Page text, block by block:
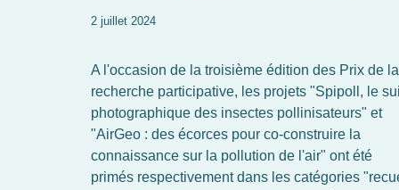
2 juillet 2024
A l'occasion de la troisième édition des Prix de la
recherche participative, les projets "Spipoll, le
photographique des insectes pollinisateurs" et
"AirGeo : des écorces pour co-construire la
connaissance sur la pollution de l'air" ont été
primés respectivement dans les catégories